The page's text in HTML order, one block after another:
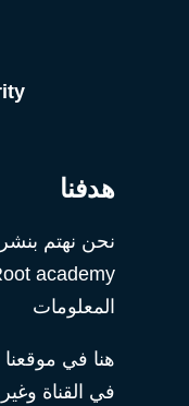
هدفنا
نحن نهتم
المعلومات
هنا في موقعنا
في القناة